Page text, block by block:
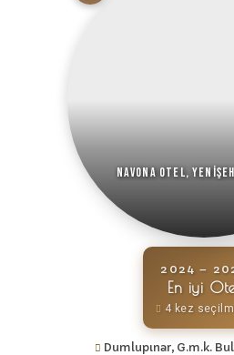
Navona Otel,
2024 –
En iyi
4 kez
Dumlupınar, G.m.k.